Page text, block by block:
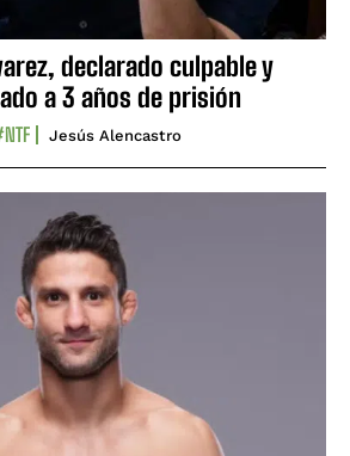
declarado culpable y
a 3 años de prisión
Jesús Alencastro